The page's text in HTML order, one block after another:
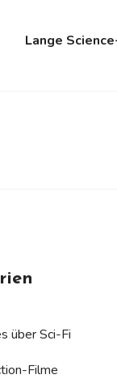
Lange
über Sci-Fi
Filme